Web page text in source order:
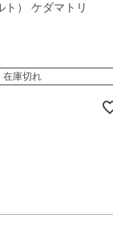
ト） ケダマトリ
在庫切れ